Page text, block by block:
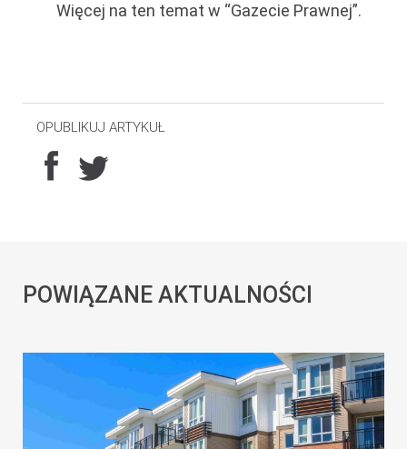
Więcej na ten temat w “Gazecie Prawnej”.
OPUBLIKUJ ARTYKUŁ
POWIĄZANE AKTUALNOŚCI